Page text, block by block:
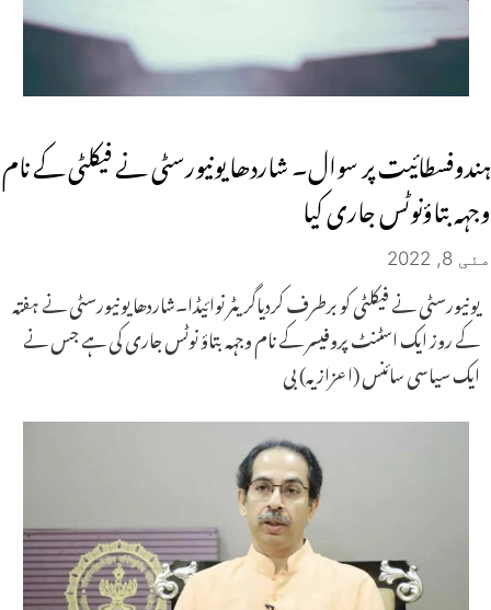
ہندوفسطائیت پر سوال۔ شاردھا یونیورسٹی نے فیکلٹی کے نام
وجہہ بتاؤنوٹس جاری کیا
مئی 8, 2022
یونیورسٹی نے فیکلٹی کو برطرف کردیاگریٹر نوائیڈا۔شاردھا یونیورسٹی نے ہفتہ
کے روز ایک اسٹنٹ پروفیسر کے نام وجہہ بتاؤ نوٹس جاری کی ہے جس نے
ایک سیاسی سائنس (اعزازیہ) بی